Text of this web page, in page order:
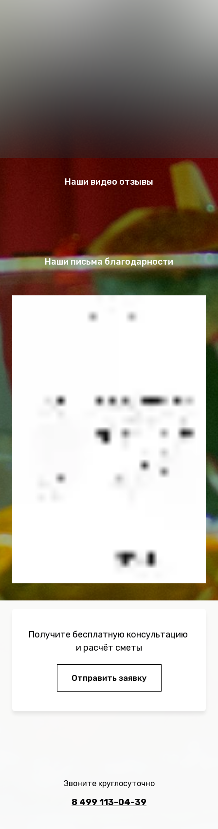
Наши видео отзывы
Наши письма благодарности
Получите бесплатную консультацию
и расчёт сметы
Отправить заявку
Звоните круглосуточно
8 499 113-04-39